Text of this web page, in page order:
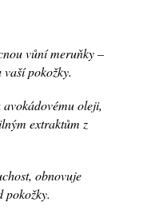
vůní meruňky –
pokožky.
oleji,
extraktům z
obnovuje
pokožky.